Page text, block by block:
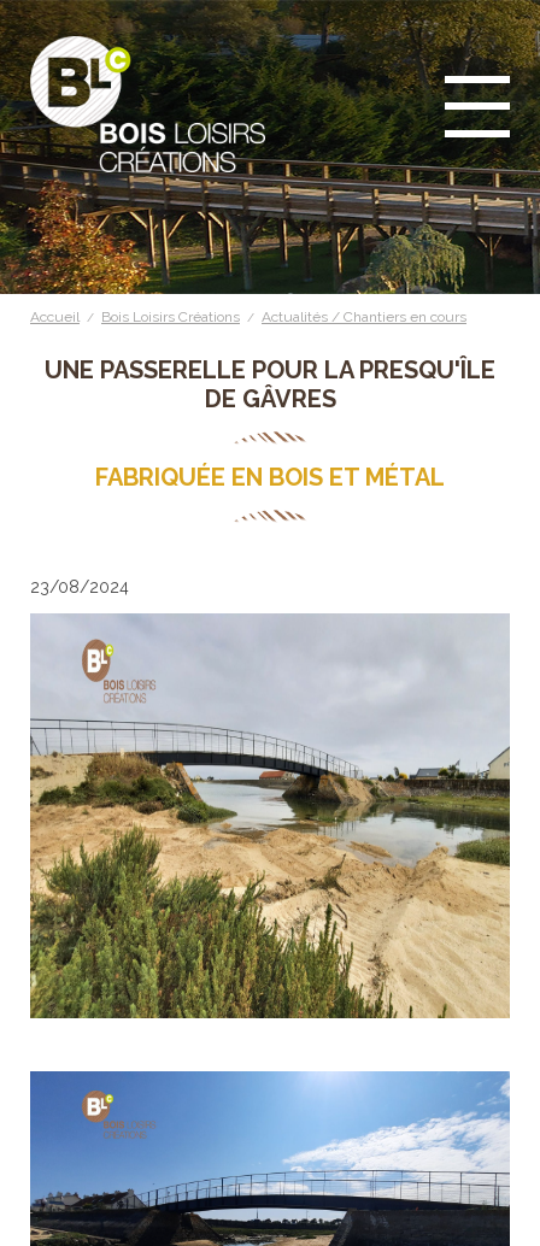
Accueil / Bois Loisirs Créations / Actualités / Chantiers en cours
UNE PASSERELLE POUR LA PRESQU'ÎLE
DE GÂVRES
FABRIQUÉE EN BOIS ET MÉTAL
23/08/2024